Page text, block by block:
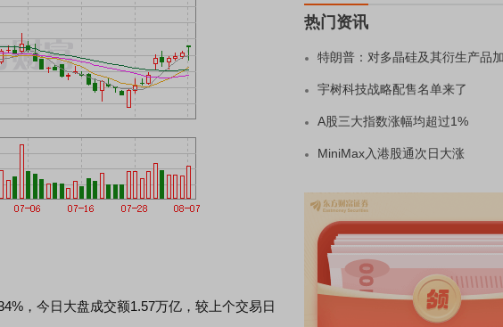
，今日大盘成交额1.57万亿，较上个交易日
热门资讯
特朗普：对多晶硅及其衍生产品
宇树科技战略配售名单来了
A股三大指数涨幅均超过1%
MiniMax入港股通次日大涨